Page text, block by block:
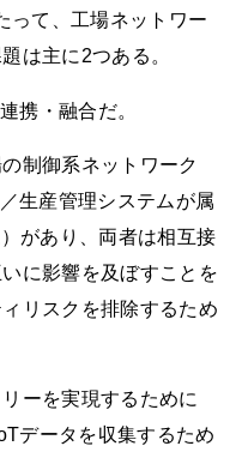
って、工場ネットワー
は主に2つある。
携・融合だ。
制御系ネットワーク
生産管理システムが属
があり、両者は相互接
に影響を及ぼすことを
リスクを排除するため
ーを実現するために
データを収集するため